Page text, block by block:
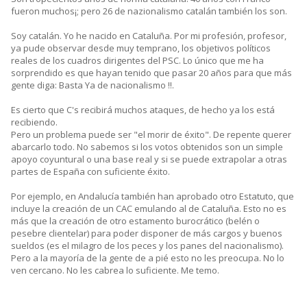
fueron muchos¡; pero 26 de nazionalismo catalán también los son.
Soy catalán. Yo he nacido en Cataluña. Por mi profesión, profesor,
ya pude observar desde muy temprano, los objetivos políticos
reales de los cuadros dirigentes del PSC. Lo único que me ha
sorprendido es que hayan tenido que pasar 20 años para que más
gente diga: Basta Ya de nacionalismo !!.
Es cierto que C's recibirá muchos ataques, de hecho ya los está
recibiendo.
Pero un problema puede ser "el morir de éxito". De repente querer
abarcarlo todo. No sabemos si los votos obtenidos son un simple
apoyo coyuntural o una base real y si se puede extrapolar a otras
partes de España con suficiente éxito.
Por ejemplo, en Andalucía también han aprobado otro Estatuto, que
incluye la creación de un CAC emulando al de Cataluña. Esto no es
más que la creación de otro estamento burocrático (belén o
pesebre clientelar) para poder disponer de más cargos y buenos
sueldos (es el milagro de los peces y los panes del nacionalismo).
Pero a la mayoría de la gente de a pié esto no les preocupa. No lo
ven cercano. No les cabrea lo suficiente. Me temo.